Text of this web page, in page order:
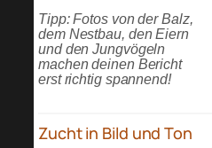
Tipp: Fotos von der Balz,
dem Nestbau, den Eiern
und den Jungvögeln
machen deinen Bericht
erst richtig spannend!
Zucht in Bild und Ton